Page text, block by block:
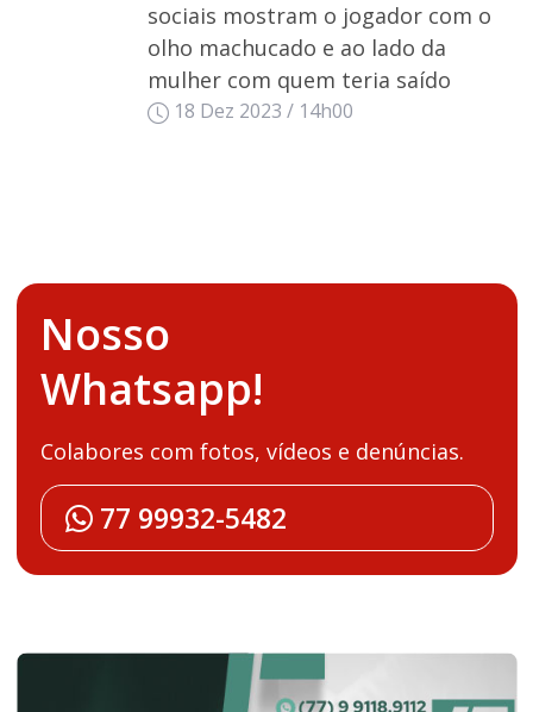
sociais mostram o jogador com o
olho machucado e ao lado da
mulher com quem teria saído
18 Dez 2023 / 14h00
Nosso
Whatsapp!
Colabores com fotos, vídeos e denúncias.
77 99932-5482